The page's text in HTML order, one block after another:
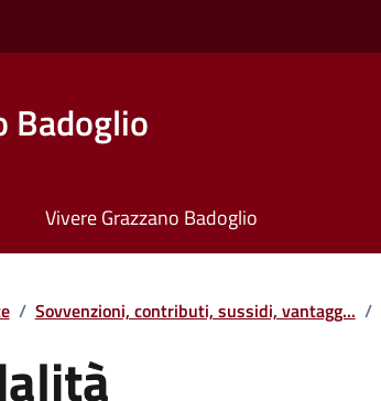
Badoglio
Vivere Grazzano Badoglio
/ Sovvenzioni, contributi, sussidi, vantagg... /